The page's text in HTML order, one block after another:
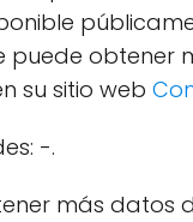
puede obtener
su sitio web
-.
más datos